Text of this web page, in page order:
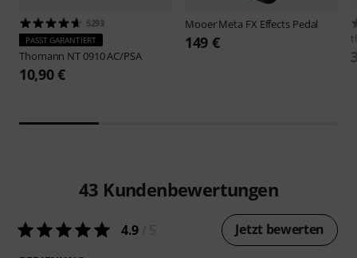
5293
PASST GARANTIERT
Thomann NT 0910 AC/PSA
10,90 €
MooerMeta FX Effects Pedal
149 €
43 Kundenbewertungen
4.9 Jetzt bewerten